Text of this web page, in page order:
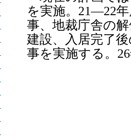
を実施。21―22
事、地裁庁舎の
建設、入居完了
事を実施する。